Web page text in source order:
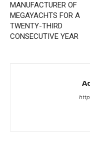
MANUFACTURER OF
MEGAYACHTS FOR A
TWENTY-THIRD
CONSECUTIVE YEAR